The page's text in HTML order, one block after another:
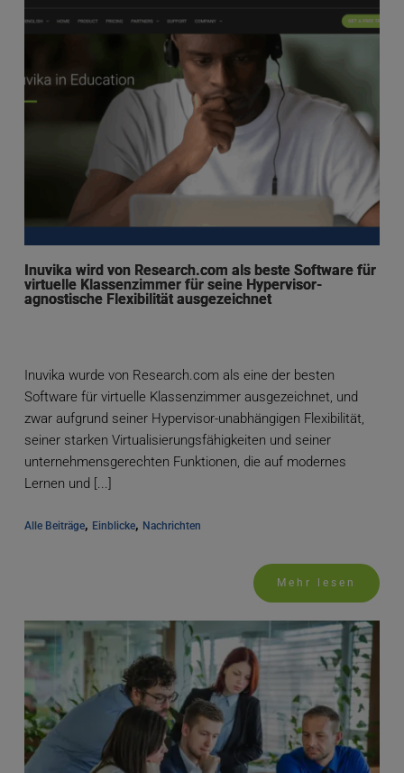
Inuvika wird von Research.com als beste Software für
virtuelle Klassenzimmer für seine Hypervisor-
agnostische Flexibilität ausgezeichnet
Inuvika wurde von Research.com als eine der besten
Software für virtuelle Klassenzimmer ausgezeichnet, und
zwar aufgrund seiner Hypervisor-unabhängigen Flexibilität,
seiner starken Virtualisierungsfähigkeiten und seiner
unternehmensgerechten Funktionen, die auf modernes
Lernen und [...]
Alle Beiträge, Einblicke, Nachrichten
Mehr lesen